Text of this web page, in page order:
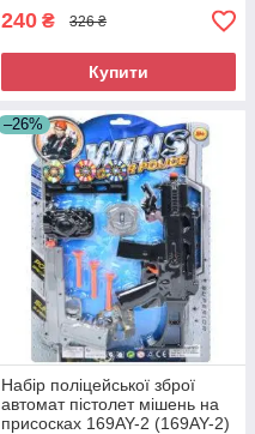
240 ₴ 326 ₴
Купити
–26%
Набір поліцейської зброї
автомат пістолет мішень на
присосках 169AY-2 (169AY-2)